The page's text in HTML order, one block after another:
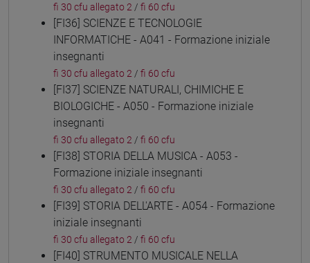
fi 30 cfu allegato 2 / fi 60 cfu
[FI36] SCIENZE E TECNOLOGIE
INFORMATICHE - A041 - Formazione iniziale
insegnanti
fi 30 cfu allegato 2 / fi 60 cfu
[FI37] SCIENZE NATURALI, CHIMICHE E
BIOLOGICHE - A050 - Formazione iniziale
insegnanti
fi 30 cfu allegato 2 / fi 60 cfu
[FI38] STORIA DELLA MUSICA - A053 -
Formazione iniziale insegnanti
fi 30 cfu allegato 2 / fi 60 cfu
[FI39] STORIA DELL'ARTE - A054 - Formazione
iniziale insegnanti
fi 30 cfu allegato 2 / fi 60 cfu
[FI40] STRUMENTO MUSICALE NELLA